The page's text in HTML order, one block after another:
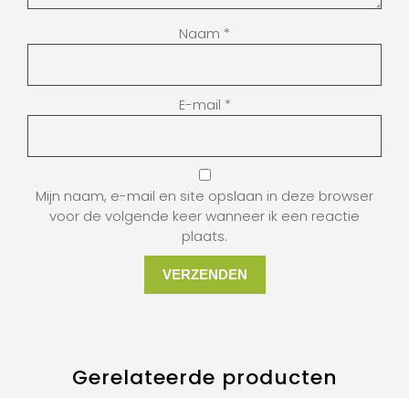
Naam *
E-mail *
Mijn naam, e-mail en site opslaan in deze browser
voor de volgende keer wanneer ik een reactie
plaats.
Gerelateerde producten